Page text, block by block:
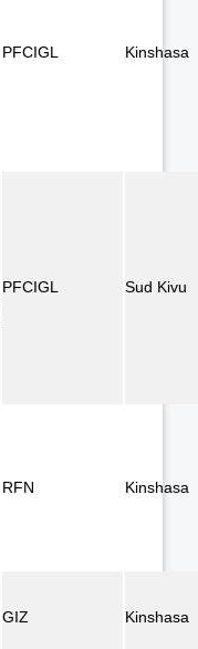
PFCIGL Kinshasa
PFCIGL Sud Kivu
RFN Kinshasa
GIZ Kinshasa